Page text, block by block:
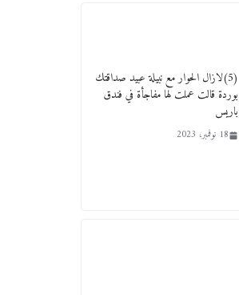
(5)لازال الحوار مع نبيلة عبيد صداقتك
بوردة قالت عملت لها مفاجأة في فندق
باريس
18 نوفمبر، 2023